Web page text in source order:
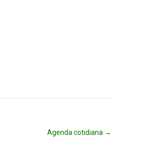
Agenda cotidiana →